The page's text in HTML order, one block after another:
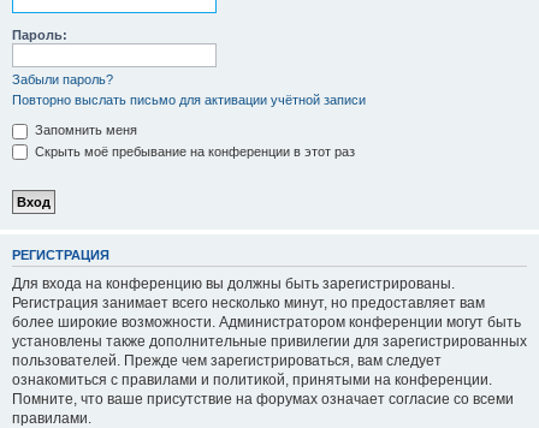
Пароль:
Забыли пароль?
Повторно выслать письмо для активации учётной записи
Запомнить меня
Скрыть моё пребывание на конференции в этот раз
РЕГИСТРАЦИЯ
Для входа на конференцию вы должны быть зарегистрированы.
Регистрация занимает всего несколько минут, но предоставляет вам
более широкие возможности. Администратором конференции могут быть
установлены также дополнительные привилегии для зарегистрированных
пользователей. Прежде чем зарегистрироваться, вам следует
ознакомиться с правилами и политикой, принятыми на конференции.
Помните, что ваше присутствие на форумах означает согласие со всеми
правилами.